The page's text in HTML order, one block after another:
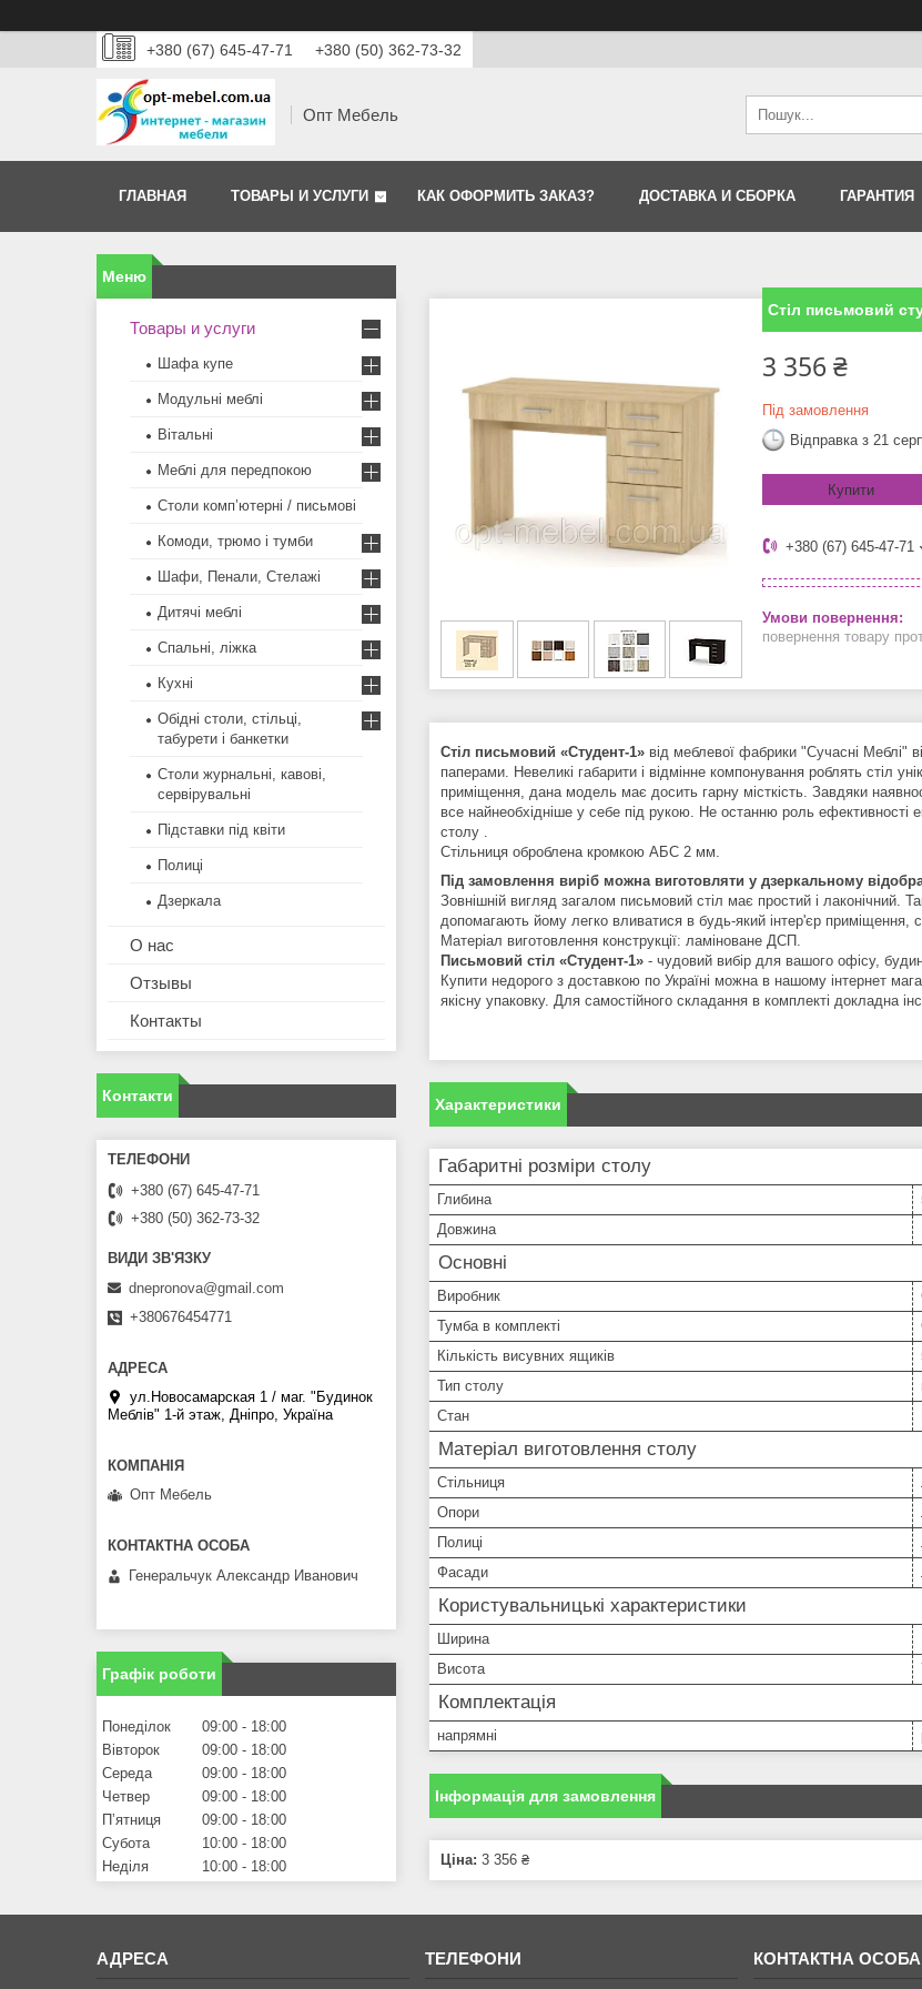
+380 (67) 645-47-71 +380 (50) 362-73-32
Опт Мебель
ГЛАВНАЯ ТОВАРЫ И УСЛУГИ КАК ОФОРМИТЬ ЗАКАЗ? ДОСТАВКА И СБОРКА ГАРАНТИЯ
Стіл письмовий
3 356 ₴
Під замовлення
Відправка з 21
Купити
+380 (67) 645-47-71
повернення товару
Стіл письмовий «Студент-1» від меблевої фабрики "Сучасні Меблі"
паперами. Невеликі габарити і відмінне компонування роблять стіл
приміщення, дана модель має досить гарну місткість. Завдяки
все найнеобхідніше у себе під рукою. Не останню роль ефективності
столу .
Стільниця оброблена кромкою АБС 2 мм.
Під замовлення виріб можна виготовляти у дзеркальному
Зовнішній вигляд загалом письмовий стіл має простий і лаконічний.
допомагають йому легко вливатися в будь-який інтер'єр приміщення,
Матеріал виготовлення конструкції: ламіноване ДСП.
Письмовий стіл «Студент-1» - чудовий вибір для вашого офісу,
Купити недорого з доставкою по Україні можна в нашому інтернет
якісну упаковку. Для самостійного складання в комплекті докладна
Характеристики
Габаритні розміри столу
Глибина
Довжина
Основні
Виробник
Тумба в комплекті
Кількість висувних ящиків
Тип столу
Стан
Матеріал виготовлення столу
Стільниця
Опори
Полиці
Фасади
Користувальницькі характеристики
Ширина
Висота
Комплектація
напрямні
Інформація для замовлення
Ціна: 3 356 ₴
Товары и услуги
Шафа купе
Модульні меблі
Вітальні
Меблi для передпокою
Столи комп’ютерні / письмові
Комоди, трюмо і тумби
Шафи, Пенали, Стелажі
Дитячі меблі
Спальні, ліжка
Кухні
Обідні столи, стільці,
табурети і банкетки
Столи журнальні, кавові,
сервірувальні
Підставки під квіти
Полиці
Дзеркала
О нас
Отзывы
Контакты
Контакти
+380 (67) 645-47-71
+380 (50) 362-73-32
dnepronova@gmail.com
+380676454771
ул.Новосамарская 1 / маг. "Будинок
Меблiв" 1-й этаж, Дніпро, Україна
Опт Мебель
Генеральчук Александр Иванович
Графік роботи
Понеділок 09:00
18:00
Вівторок
09:00
18:00
Середа
09:00
18:00
Четвер
09:00
18:00
Пʼятниця
09:00
18:00
Субота
10:00
18:00
Неділя
10:00 18:00